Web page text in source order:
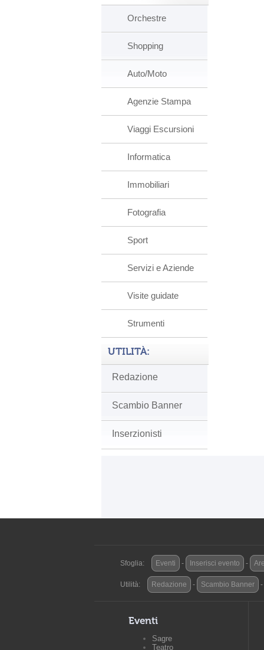
Orchestre
Shopping
Auto/Moto
Agenzie Stampa
Viaggi Escursioni
Informatica
Immobiliari
Fotografia
Sport
Servizi e Aziende
Visite guidate
Strumenti
UTILITÀ:
Redazione
Scambio Banner
Inserzionisti
Sfoglia: Eventi - Inserisci evento -
Utilità: Redazione - Scambio Banner -
Eventi
Sagre
Teatro